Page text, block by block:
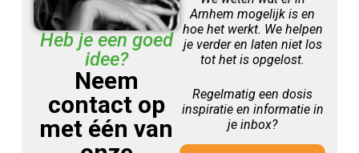
Heb je een goed
idee?
Neem
contact op
met één van
Arnhem mogelijk is en
hoe het werkt. We helpen
je verder en laten niet los
tot het is opgelost.
Regelmatig een dosis
inspiratie en informatie in
je inbox?